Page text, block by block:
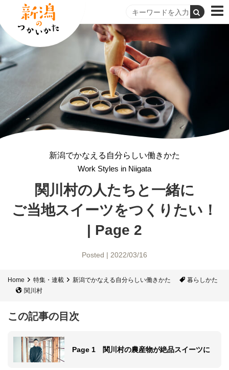
新潟でかなえる自分らしい働きかた
Work Styles in Niigata
関川村の人たちと一緒に
ご当地スイーツをつくりたい！
| Page 2
Posted | 2022/03/16
Home 特集・連載 新潟でかなえる自分らしい働きかた
暮らしかた
関川村
この記事の目次
Page 1 関川村の農産物が絶品スイーツに